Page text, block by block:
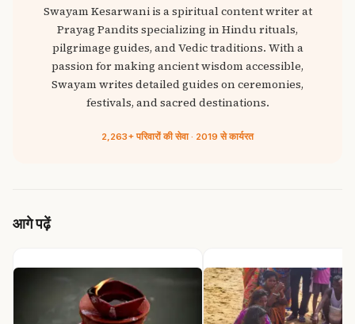
Swayam Kesarwani is a spiritual content writer at
Prayag Pandits specializing in Hindu rituals,
pilgrimage guides, and Vedic traditions. With a
passion for making ancient wisdom accessible,
Swayam writes detailed guides on ceremonies,
festivals, and sacred destinations.
2,263+ परिवारों की सेवा · 2019 से कार्यरत
आगे पढ़ें